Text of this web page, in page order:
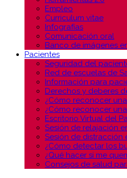
Empleo
Curriculum vitae
Infografías
Comunicación oral
Banco de imágenes
Pacientes
Seguridad del
Red de escuelas de
Información para
Derechos y deberes
¿Cómo reconocer
¿Cómo reconocer
Escritorio Virtual del
Sesión de relajación
Sesión de distracción
¿Cómo detectar los
¿Qué hacer si me
Consejos de salud